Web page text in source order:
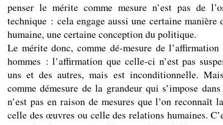
penser le mérite comme mesure n’est pas de
technique : cela engage aussi une certaine manière
humaine, une certaine conception du politique.
Le mérite donc, comme dé-mesure de
hommes : l’affirmation que celle-ci n’est pas
uns et des autres, mais est inconditionnelle.
comme démesure de la grandeur qui s’impose
n’est pas en raison de mesures que l’on reconnaît
celle des œuvres ou celle des relations humaines.